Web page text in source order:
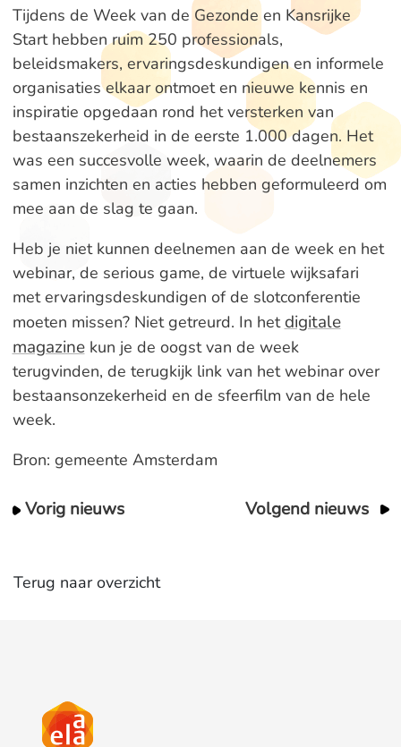
Tijdens de Week van de Gezonde en Kansrijke
Start hebben ruim 250 professionals,
beleidsmakers, ervaringsdeskundigen en informele
organisaties elkaar ontmoet en nieuwe kennis en
inspiratie opgedaan rond het versterken van
bestaanszekerheid in de eerste 1.000 dagen. Het
was een succesvolle week, waarin de deelnemers
samen inzichten en acties hebben geformuleerd om
mee aan de slag te gaan.
Heb je niet kunnen deelnemen aan de week en het
webinar, de serious game, de virtuele wijksafari
met ervaringsdeskundigen of de slotconferentie
moeten missen? Niet getreurd. In het digitale
magazinekun je de oogst van de week
terugvinden, de terugkijk link van het webinar over
bestaansonzekerheid en de sfeerfilm van de hele
week.
Bron: gemeente Amsterdam
Vorig nieuws Volgend nieuws
Terug naar overzicht